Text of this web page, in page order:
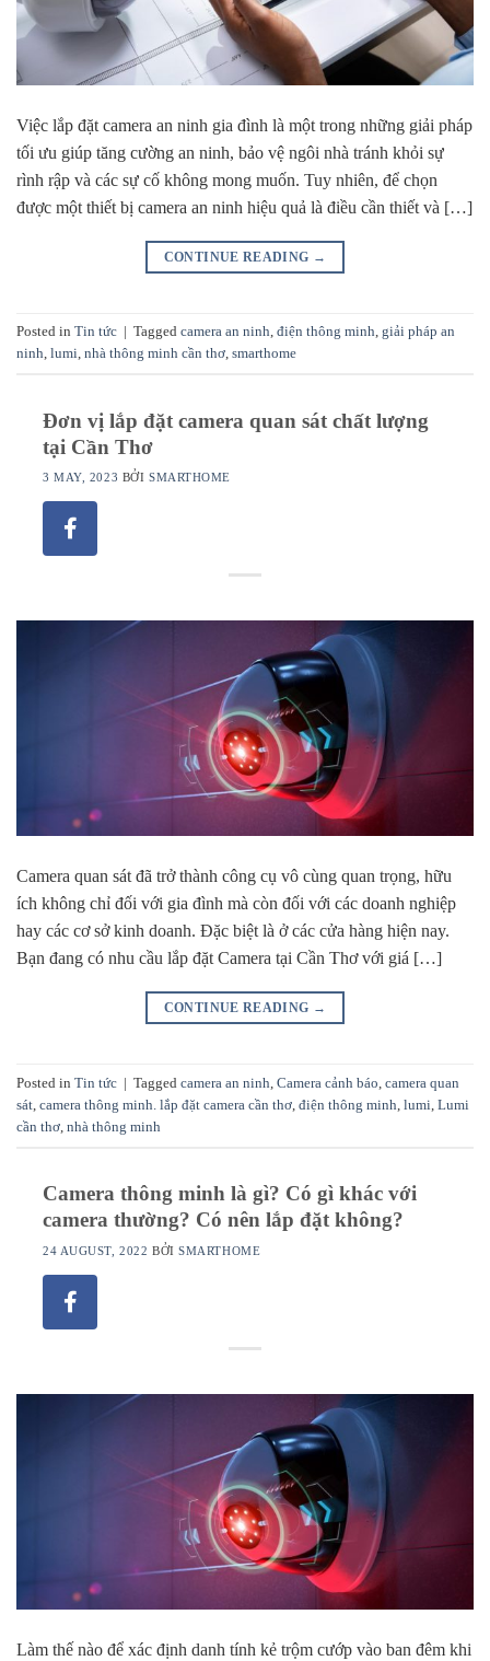
Việc lắp đặt camera an ninh gia đình là một trong những giải pháp
tối ưu giúp tăng cường an ninh, bảo vệ ngôi nhà tránh khỏi sự
rình rập và các sự cố không mong muốn. Tuy nhiên, để chọn
được một thiết bị camera an ninh hiệu quả là điều cần thiết và […]
CONTINUE READING →
Posted in Tin tức Tagged camera an ninh, điện thông minh, giải pháp an
ninh, lumi, nhà thông minh cần thơ, smarthome
Đơn vị lắp đặt camera quan sát chất lượng
tại Cần Thơ
3 MAY, 2023 BỞI SMARTHOME
Camera quan sát đã trở thành công cụ vô cùng quan trọng, hữu
ích không chỉ đối với gia đình mà còn đối với các doanh nghiệp
hay các cơ sở kinh doanh. Đặc biệt là ở các cửa hàng hiện nay.
Bạn đang có nhu cầu lắp đặt Camera tại Cần Thơ với giá […]
CONTINUE READING →
Posted in Tin tức | Tagged camera an ninh Camera cảnh báo camera quan
sát camera thông minh. lắp đặt camera cần thơ điện thông minh lumi Lumi
cần thơ nhà thông minh
Camera thông minh là gì? Có gì khác với
camera thường? Có nên lắp đặt không?
24 AUGUST, 2022 BỞISMARTHOME
Làm thế nào để xác định danh tính kẻ trộm cướp vào ban đêm khi